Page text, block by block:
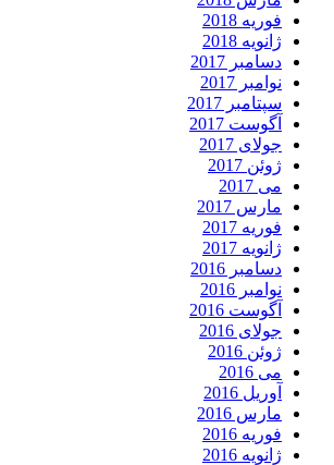
فوریه 2018
ژانویه 2018
دسامبر 2017
نوامبر 2017
سپتامبر 2017
آگوست 2017
جولای 2017
ژوئن 2017
می 2017
مارس 2017
فوریه 2017
ژانویه 2017
دسامبر 2016
نوامبر 2016
آگوست 2016
جولای 2016
ژوئن 2016
می 2016
آوریل 2016
مارس 2016
فوریه 2016
ژانویه 2016